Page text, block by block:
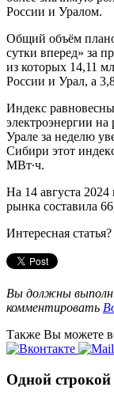
России и Уралом.
Общий объём
сутки вперед» за
из которых 14,11
России и Урал, а
Индекс
электроэнергии
Урале за неделю
Сибири этот
МВт∙ч.
На 14 августа 2024
рынка составила
Интересная
Вы должны
комментировать
Также Вы можете
Одной строкой